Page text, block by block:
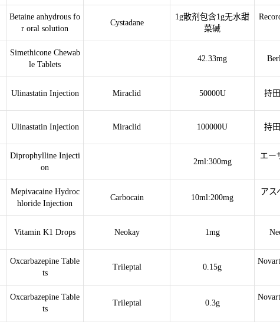
Betaine anhydrous fo
r oral solution
Cystadane
1g散剂包含1g无水甜
菜碱
Simethicone Chewab
le Tablets
42.33mg
Ulinastatin Injection Miraclid 50000U 持
Ulinastatin Injection Miraclid 100000U 持
Diprophylline Injecti
on
2ml:300mg
エー
Mepivacaine Hydroc
hloride Injection
Carbocain 10ml:200mg
アス
Vitamin K1 Drops Neokay 1mg
Oxcarbazepine Table
ts
Trileptal 0.15g
Oxcarbazepine Table
ts
Trileptal 0.3g